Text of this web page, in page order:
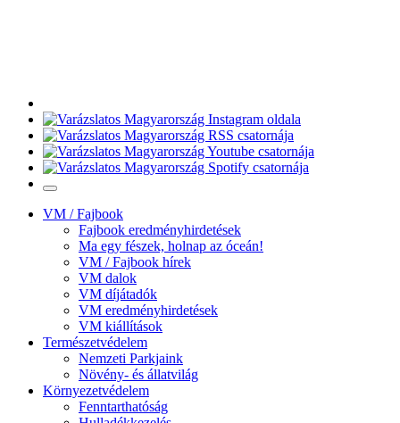
VM / Fajbook
Fajbook eredményhirdetések
Ma egy fészek, holnap az óceán!
VM / Fajbook hírek
VM dalok
VM díjátadók
VM eredményhirdetések
VM kiállítások
Természetvédelem
Nemzeti Parkjaink
Növény- és állatvilág
Környezetvédelem
Fenntarthatóság